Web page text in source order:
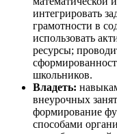
интегрировать
грамотности в
использовать
ресурсы;
школьников.
Владеть:
внеурочных
формирование
способами